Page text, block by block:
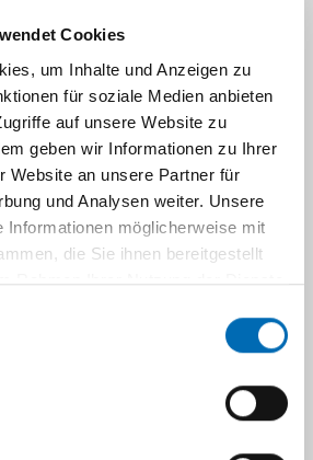
Cookies
um Inhalte und Anzeigen zu
für soziale Medien anbieten
auf unsere Website zu
geben wir Informationen zu Ihrer
Website an unsere Partner für
und Analysen weiter. Unsere
Informationen möglicherweise mit
die Sie ihnen bereitgestellt
Rahmen Ihrer Nutzung der Dienste
kritisch-kranke Kinder,
und -patienten) nehmen
Kontakt auf.
Sequencing (NGS) und
/ Genom: ca. drei Monate;
kranken Patientinnen und